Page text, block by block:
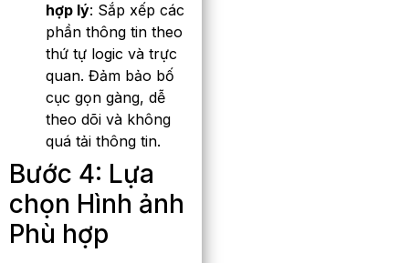
hợp lý: Sắp xếp các
phần thông tin theo
thứ tự logic và trực
quan. Đảm bảo bố
cục gọn gàng, dễ
theo dõi và không
quá tải thông tin.
Bước 4: Lựa
chọn Hình ảnh
Phù hợp